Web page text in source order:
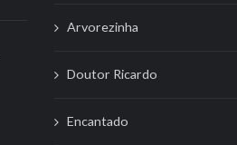
Arvorezinha
Doutor Ricardo
Encantado